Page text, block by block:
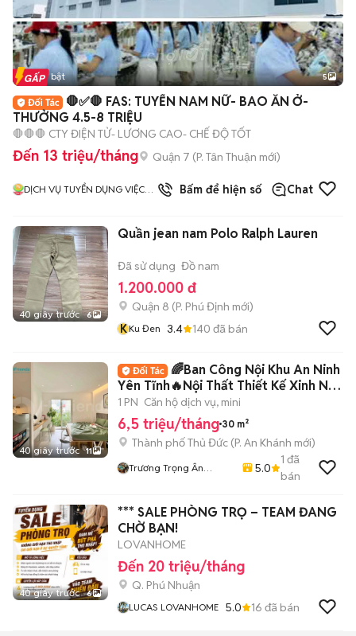
Tin nổi bật 5
🛑✅🛑 FAS: TUYỂN NAM NỮ- BAO ĂN Ở-
THƯỞNG 4.5-8 TRIỆU
🛑🛑🛑 CTY ĐIỆN TỬ- LƯƠNG CAO- CHẾ ĐỘ TỐT
Đến 13 triệu/tháng Quận 7 (P. Tân Thuận mới)
DỊCH VỤ TUYỂN DỤNG VIỆC
5.0 Bấm để hiện số Chat
40 giây trước 6
Quần jean nam Polo Ralph Lauren
Đã sử dụng Đồ nam
1.200.000 đ
Quận 8 (P. Phú Định mới)
KKu Đen 3.4 140 đã bán
40 giây trước 11
🌈Ban Công Nội Khu An Ninh
Yên Tĩnh🔥Nội Thất Thiết Kế Xinh Như
Mơ
1 PN Căn hộ dịch vụ, mini
6,5 triệu/tháng 30 m²
Thành phố Thủ Đức (P. An Khánh mới)
Trương Trọng Ân
5.0
1 đã
bán
40 giây trước 6
*** SALE PHÒNG TRỌ – TEAM ĐANG
CHỜ BẠN!
LOVANHOME
Đến 20 triệu/tháng
Q. Phú Nhuận
LUCAS LOVANHOME 5.0 16 đã bán